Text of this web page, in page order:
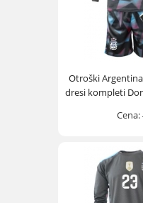
Otroški
dresi kompleti
Cena: